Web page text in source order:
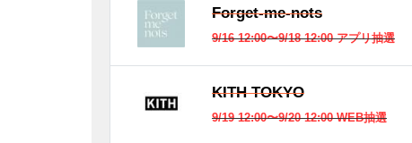
Forget-me-nots
9/16 12:00〜9/18 12:00 アプリ抽選
KITH TOKYO
9/19 12:00〜9/20 12:00 WEB抽選